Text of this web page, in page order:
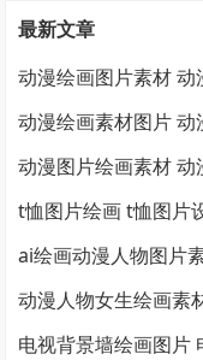
最新文章
动漫绘画图片素材
动漫绘画素材图片
动漫图片绘画素材
t恤图片绘画 t恤图片
ai绘画动漫人物图片
动漫人物女生绘画素
电视背景墙绘画图片